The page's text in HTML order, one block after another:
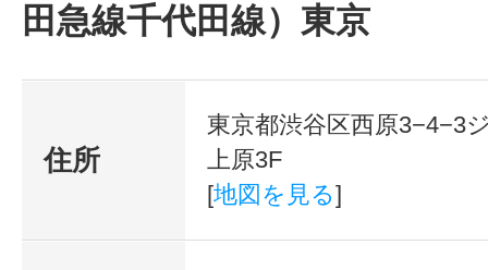
田急線千代田線）東京
住所
東京都渋谷区西原3−4−3
上原3F
[地図を見る]